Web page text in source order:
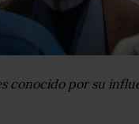
conocido por su